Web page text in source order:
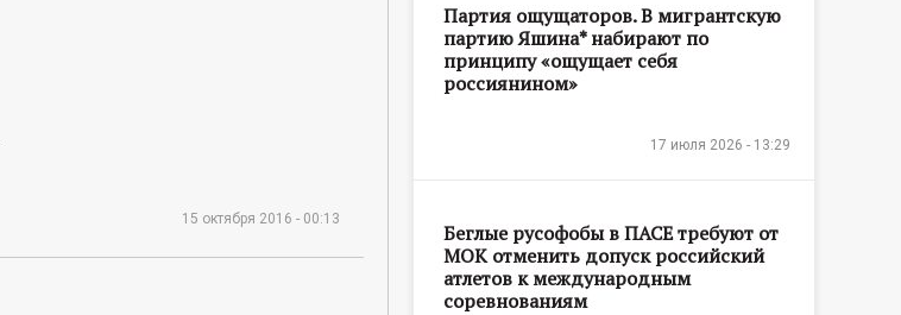
15 октября 2016 - 00:13
Партия ощущаторов. В мигрантскую
партию Яшина* набирают по
принципу «ощущает себя
россиянином»
17 июля 2026 - 13:29
Беглые русофобы в ПАСЕ требуют от
МОК отменить допуск российский
атлетов к международным
соревнованиям